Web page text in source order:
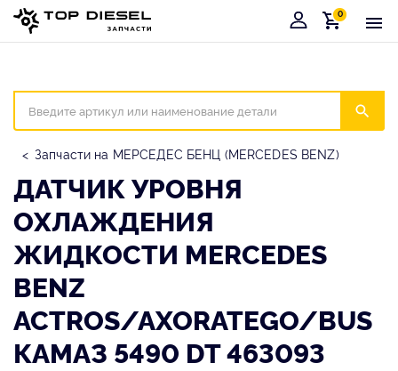
Корзина
0
Запчасти на МЕРСЕДЕС БЕНЦ (MERCEDES BENZ)
ДАТЧИК УРОВНЯ
ОХЛАЖДЕНИЯ
ЖИДКОСТИ MERCEDES
BENZ
ACTROS/AXORATEGO/BUS
КАМАЗ 5490 DT 463093